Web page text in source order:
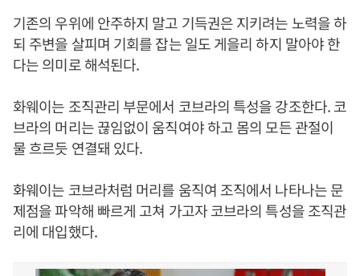
기존의 우위에 안주하지 말고 기득권은 지키려는 노력을 하
되 주변을 살피며 기회를 잡는 일도 게을리 하지 말아야 한
다는 의미로 해석된다.
화웨이는 조직관리 부문에서 코브라의 특성을 강조한다. 코
브라의 머리는 끊임없이 움직여야 하고 몸의 모든 관절이
물 흐르듯 연결돼 있다.
화웨이는 코브라처럼 머리를 움직여 조직에서 나타나는 문
제점을 파악해 빠르게 고쳐 가고자 코브라의 특성을 조직관
리에 대입했다.